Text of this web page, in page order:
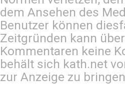
dem Ansehen des
Benutzer können
Zeitgründen kann
Kommentaren keine
behält sich kath.net
zur Anzeige zu